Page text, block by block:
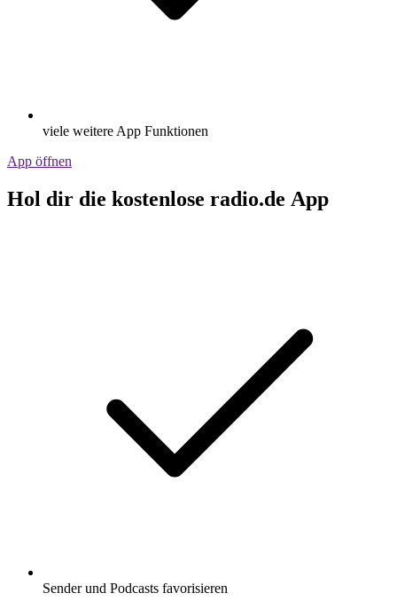
viele weitere App Funktionen
App öffnen
Hol dir die kostenlose radio.de App
Sender und Podcasts favorisieren